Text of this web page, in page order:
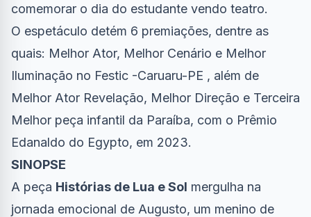
comemorar o dia do estudante vendo teatro.
O espetáculo detém 6 premiações, dentre as
quais: Melhor Ator, Melhor Cenário e Melhor
Iluminação no Festic -Caruaru-PE , além de
Melhor Ator Revelação, Melhor Direção e Terceira
Melhor peça infantil da Paraíba, com o Prêmio
Edanaldo do Egypto, em 2023.
SINOPSE
A peça Histórias de Lua e Sol mergulha na
jornada emocional de Augusto, um menino de